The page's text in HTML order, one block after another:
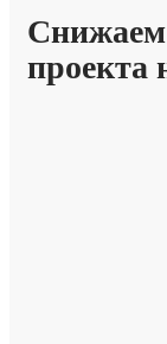
Снижаем
проекта